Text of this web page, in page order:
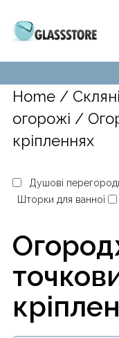
Home/ Скляні
огорожі /
кріпленнях
Душові
Шторки для ванної